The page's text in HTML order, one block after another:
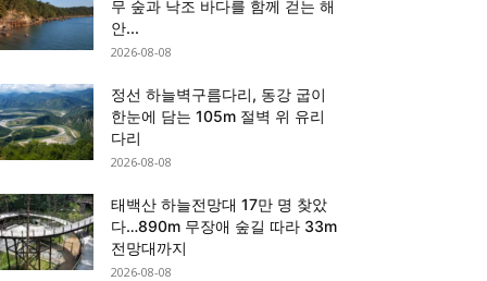
무 숲과 낙조 바다를 함께 걷는 해
안...
2026-08-08
정선 하늘벽구름다리, 동강 굽이
한눈에 담는 105m 절벽 위 유리
다리
2026-08-08
태백산 하늘전망대 17만 명 찾았
다…890m 무장애 숲길 따라 33m
전망대까지
2026-08-08